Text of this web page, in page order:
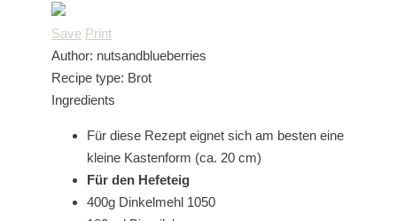
Save Print
Author: nutsandblueberries
Recipe type: Brot
Ingredients
Für diese Rezept eignet sich am besten eine
kleine Kastenform (ca. 20 cm)
Für den Hefeteig
400g Dinkelmehl 1050